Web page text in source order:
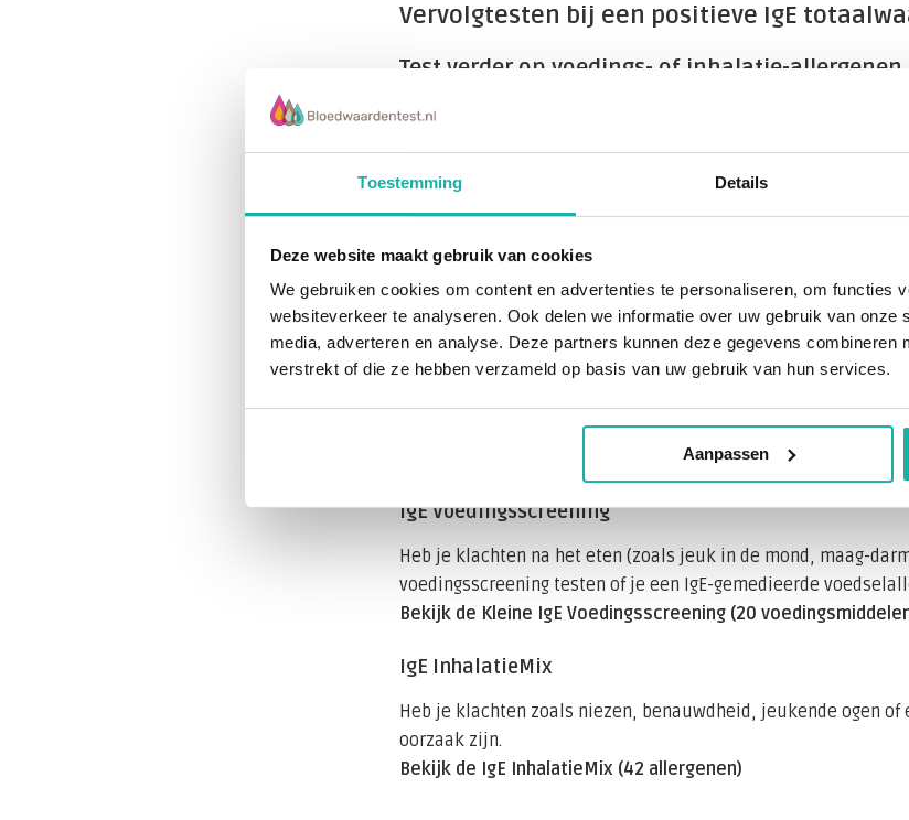
Toestemming Details
Deze website maakt gebruik van cookies
We gebruiken cookies om content en advertenties te personaliseren, om functies
websiteverkeer te analyseren. Ook delen we informatie over uw gebruik van onze
media, adverteren en analyse. Deze partners kunnen deze gegevens combineren
verstrekt of die ze hebben verzameld op basis van uw gebruik van hun services.
Aanpassen
Vervolgtesten bij een positieve IgE
Test verder op voedings- of inhalatie-allergenen
Een positieve uitslag op de IgE totaaltest betekent dat je
stoffen. Maar: deze test laat nog niet zien wáár je precies
vervolgonderzoek doen naar specifieke voedingsmiddelen of
IgE (Immunoglobuline E) is een antistof die je lichaam
dat wijzen op een allergie voor iets wat je eet of inademt
Een verhoogde IgE-waarde komt ook voor bij eczeem, astma of
Hoe test je verder?
Na een verhoogde totaal-IgE-uitslag zijn er twee logische
IgE Voedingsscreening
Heb je klachten na het eten (zoals jeuk in de mond, maag-
voedingsscreening testen of je een IgE-gemedieerde
Bekijk de Kleine IgE Voedingsscreening (20
IgE InhalatieMix
Heb je klachten zoals niezen, benauwdheid, jeukende ogen
oorzaak zijn.
Bekijk de IgE InhalatieMix (42 allergenen)